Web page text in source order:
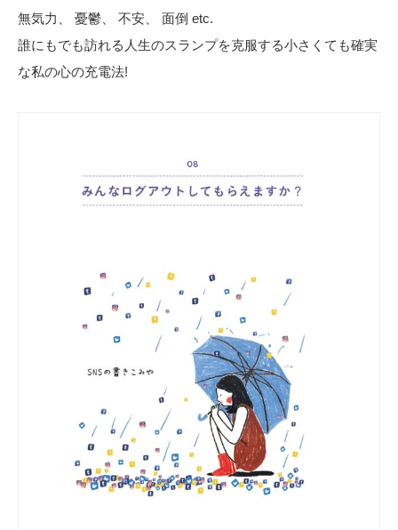
無気力、 憂鬱、 不安、 面倒 etc.
誰にもでも訪れる人生のスランプを克服する小さくても確実
な私の心の充電法!